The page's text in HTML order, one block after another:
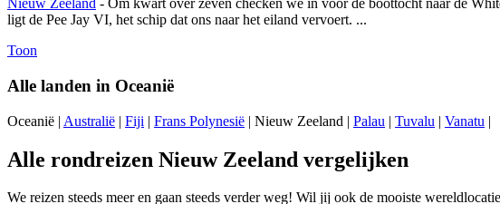
Nieuw Zeeland - Om kwart over zeven checken we in voor de boottocht naar de
ligt de Pee Jay VI, het schip dat ons naar het eiland vervoert. ...
Toon
Alle landen in Oceanië
Oceanië | Australië | Fiji | Frans Polynesië | Nieuw Zeeland | Palau | Tuvalu | Vanatu |
Alle rondreizen Nieuw Zeeland vergelijken
We reizen steeds meer en gaan steeds verder weg! Wil jij ook de mooiste